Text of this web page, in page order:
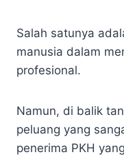
Salah satunya
manusia dalam
profesional.
Namun, di balik
peluang yang
penerima PKH